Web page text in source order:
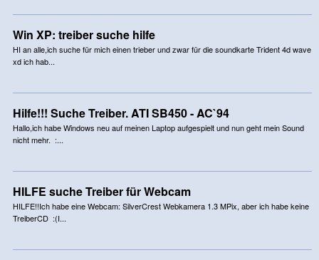
Win XP: treiber suche hilfe
HI an alle,ich suche für mich einen trieber und zwar für die soundkarte Trident 4d wave
xd ich hab...
Hilfe!!! Suche Treiber. ATI SB450 - AC`94
Hallo,ich habe Windows neu auf meinen Laptop aufgespielt und nun geht mein Sound
nicht mehr. :...
HILFE suche Treiber für Webcam
HILFE!!Ich habe eine Webcam: SilverCrest Webkamera 1.3 MPix, aber ich habe keine
TreiberCD :(I...